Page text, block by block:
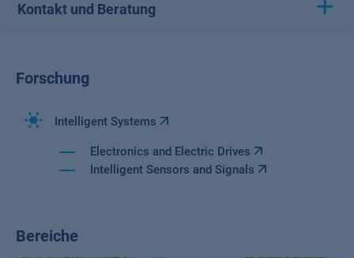
Kontakt und Beratung
Forschung
Intelligent Systems
Electronics and Electric Drives
Intelligent Sensors and Signals
Bereiche